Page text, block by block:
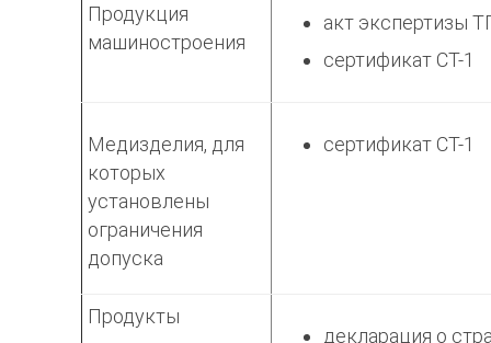
Продукция
машиностроения
акт экспертизы
сертификат СТ-1
Медизделия, для
которых
установлены
ограничения
допуска
сертификат СТ-1
Продукты
декларация о